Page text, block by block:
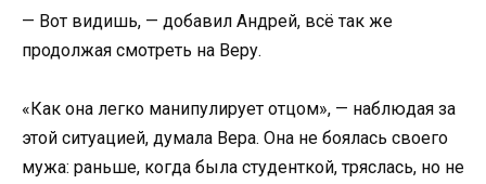
— Вот видишь, — добавил Андрей, всё так же
продолжая смотреть на Веру.
«Как она легко манипулирует отцом», — наблюдая за
этой ситуацией, думала Вера. Она не боялась своего
мужа: раньше, когда была студенткой, тряслась, но не